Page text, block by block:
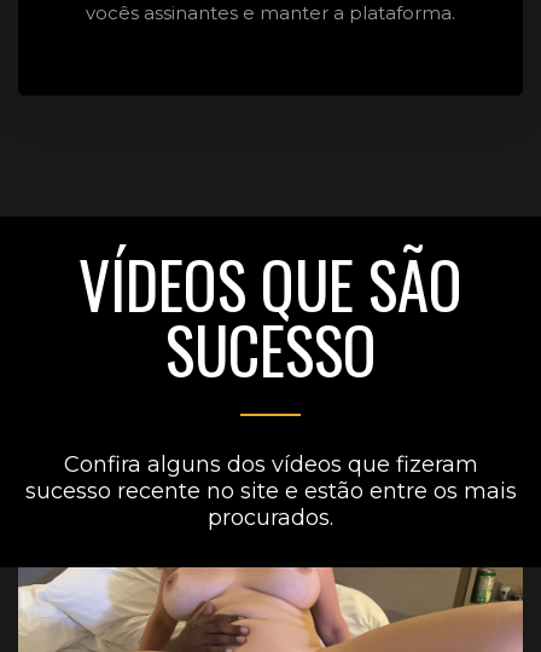
vocês assinantes e manter a plataforma.
VÍDEOS QUE SÃO
SUCESSO
Confira alguns dos vídeos que fizeram
sucesso recente no site e estão entre os mais
procurados.